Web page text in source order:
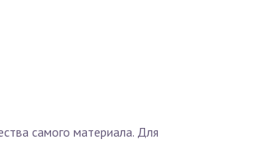
самого материала. Для